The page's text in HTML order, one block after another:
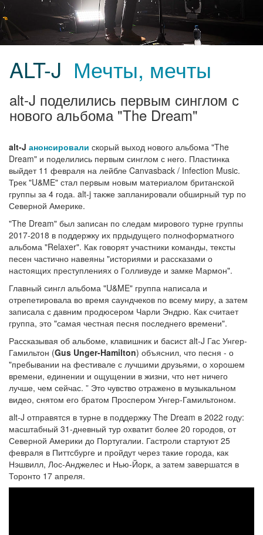
ALT-J Мечты, мечты
alt-J поделились первым синглом с
нового альбома "The Dream"
alt-J анонсировали скорый выход нового альбома "The
Dream" и поделились первым синглом с него. Пластинка
выйдет 11 февраля на лейбле Canvasback / Infection Music.
Трек "U&ME" стал первым новым материалом британской
группы за 4 года. alt-j также запланировали обширный тур по
Северной Америке.
"The Dream" был записан по следам мирового турне группы
2017-2018 в поддержку их прдыдущего полноформатного
альбома "Relaxer". Как говорят участники команды, тексты
песен частично навеяны "историями и рассказами о
настоящих преступлениях о Голливуде и замке Мармон".
Главный сингл альбома "U&ME" группа написала и
отрепетировала во время саундчеков по всему миру, а затем
записала с давним продюсером Чарли Эндрю. Как считает
группа, это "самая честная песня последнего времени".
Рассказывая об альбоме, клавишник и басист alt-J Гас Унгер-
Гамильтон (Gus Unger-Hamilton) объяснил, что песня - о
"пребывании на фестивале с лучшими друзьями, о хорошем
времени, единении и ощущении в жизни, что нет ничего
лучше, чем сейчас. ” Это чувство отражено в музыкальном
видео, снятом его братом Проспером Унгер-Гамильтоном.
alt-J отправятся в турне в поддержку The Dream в 2022 году:
масштабный 31-дневный тур охватит более 20 городов, от
Северной Америки до Португалии. Гастроли стартуют 25
февраля в Питтсбурге и пройдут через такие города, как
Нэшвилл, Лос-Анджелес и Нью-Йорк, а затем завершатся в
Торонто 17 апреля.